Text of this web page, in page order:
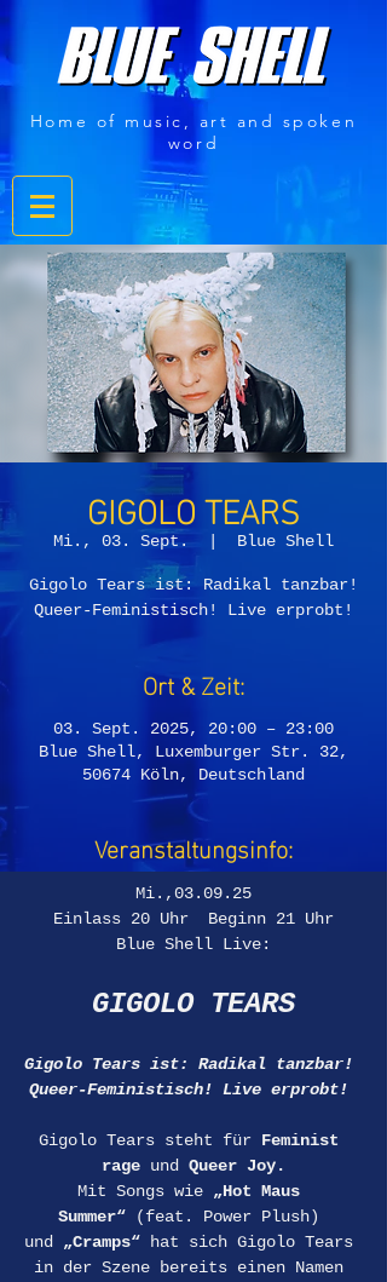
Home of music, art and spoken
word
GIGOLO TEARS
Mi., 03. Sept.
  |
Blue Shell
Gigolo Tears ist: Radikal tanzbar!
Queer-Feministisch! Live erprobt!
Ort & Zeit:
03. Sept. 2025, 20:00 – 23:00
Blue Shell, Luxemburger Str. 32,
50674 Köln, Deutschland
Veranstaltungsinfo:
Mi.,03.09.25
Einlass 20 Uhr  Beginn 21 Uhr
Blue Shell Live:
GIGOLO TEARS
Gigolo Tears ist: Radikal tanzbar!
Queer-Feministisch! Live erprobt!
Gigolo Tears steht für Feminist
rage und Queer Joy.
Mit Songs wie „Hot Maus
Summer“ (feat. Power Plush)
und „Cramps“ hat sich Gigolo Tears
in der Szene bereits einen Namen